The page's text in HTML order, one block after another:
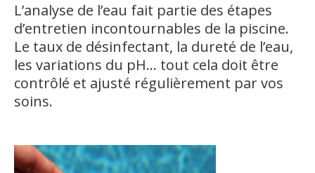
L’analyse de l’eau fait partie des étapes
d’entretien incontournables de la piscine.
Le taux de désinfectant, la dureté de l’eau,
les variations du pH… tout cela doit être
contrôlé et ajusté régulièrement par vos
soins.